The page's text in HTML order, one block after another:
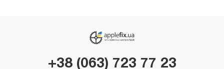
+38 (063) 723 77 23